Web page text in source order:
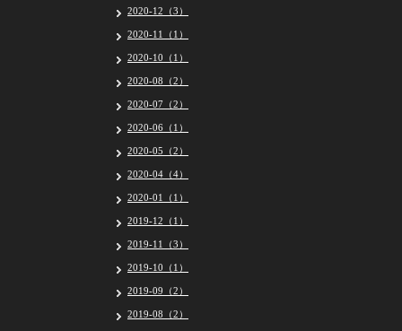
2020-12（3）
2020-11（1）
2020-10（1）
2020-08（2）
2020-07（2）
2020-06（1）
2020-05（2）
2020-04（4）
2020-01（1）
2019-12（1）
2019-11（3）
2019-10（1）
2019-09（2）
2019-08（2）